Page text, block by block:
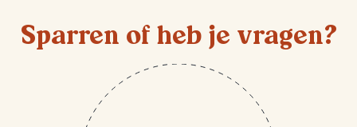
Sparren of heb je vragen?